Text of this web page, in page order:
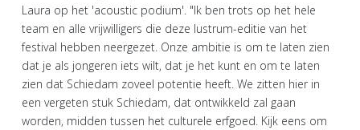
Laura op het 'acoustic podium'. "Ik ben trots op het hele
team en alle vrijwilligers die deze lustrum-editie van het
festival hebben neergezet. Onze ambitie is om te laten zien
dat je als jongeren iets wilt, dat je het kunt en om te laten
zien dat Schiedam zoveel potentie heeft. We zitten hier in
een vergeten stuk Schiedam, dat ontwikkeld zal gaan
worden, midden tussen het culturele erfgoed. Kijk eens om